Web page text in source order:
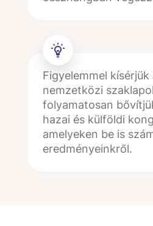
Figyelemmel
nemzetközi
folyamatosan
hazai és külföldi
amelyeken be is
eredményeinkről.